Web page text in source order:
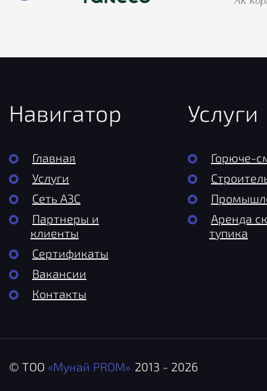
Навигатор
Главная
Услуги
Сеть АЗС
Партнеры и
клиенты
Сертификаты
Вакансии
Контакты
Услуги
Горюче-
Аренда
тупика
© ТОО «Мунай PROM» 2013 - 2026